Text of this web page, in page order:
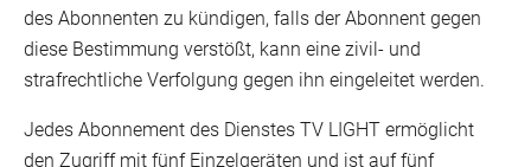
des Abonnenten zu kündigen, falls der Abonnent gegen
diese Bestimmung verstößt, kann eine zivil- und
strafrechtliche Verfolgung gegen ihn eingeleitet werden.
Jedes Abonnement des Dienstes TV LIGHT ermöglicht
den Zugriff mit fünf Einzelgeräten und ist auf fünf